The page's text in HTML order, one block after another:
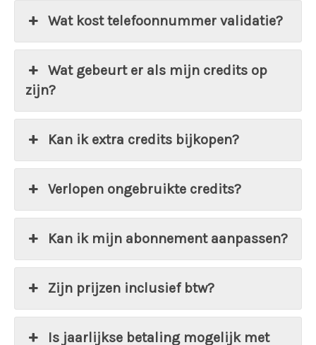
Wat kost telefoonnummer validatie?
Wat gebeurt er als mijn credits op
zijn?
Kan ik extra credits bijkopen?
Verlopen ongebruikte credits?
Kan ik mijn abonnement aanpassen?
Zijn prijzen inclusief btw?
Is jaarlijkse betaling mogelijk met